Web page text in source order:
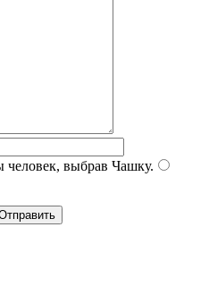
человек, выбрав Чашку.